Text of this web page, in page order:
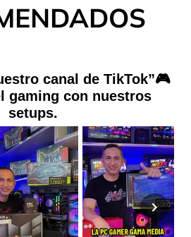
canal de TikTok”🎮
gaming con nuestros
setups.